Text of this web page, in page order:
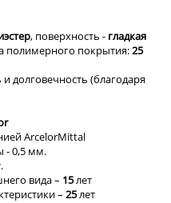
, поверхность - гладкая
полимерного покрытия:25
долговечность (благодаря
ArcelorMittal
- 0,5 мм.
вида – 15лет
– 25лет